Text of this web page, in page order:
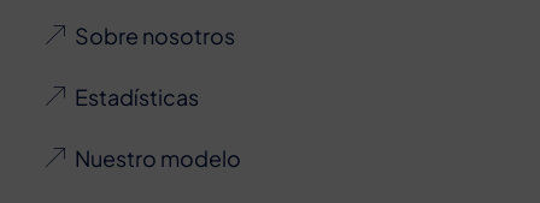
Sobre nosotros
Estadísticas
Nuestro modelo